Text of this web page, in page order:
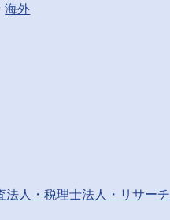
海外
法人・税理士法人・リサーチ